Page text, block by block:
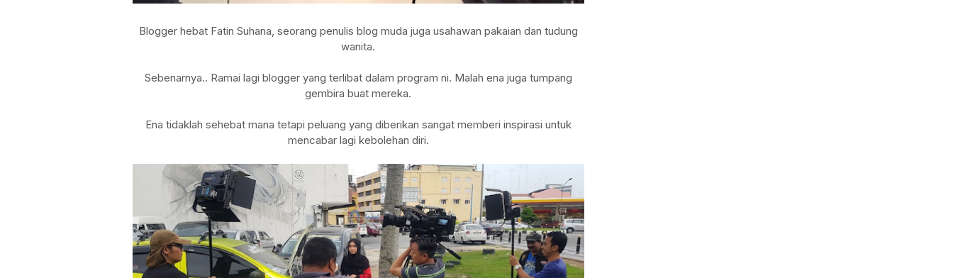
Blogger hebat Fatin Suhana, seorang penulis blog muda juga usahawan pakaian dan tudung
wanita.
Sebenarnya.. Ramai lagi blogger yang terlibat dalam program ni. Malah ena juga tumpang
gembira buat mereka.
Ena tidaklah sehebat mana tetapi peluang yang diberikan sangat memberi inspirasi untuk
mencabar lagi kebolehan diri.